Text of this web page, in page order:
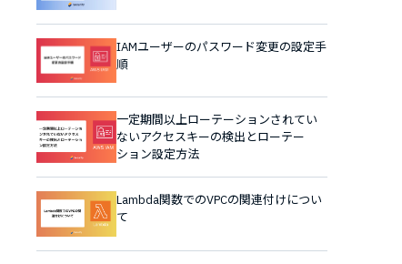
IAMユーザーのパスワード変更の設定手
順
一定期間以上ローテーションされてい
ないアクセスキーの検出とローテー
ション設定方法
Lambda関数でのVPCの関連付けについ
て